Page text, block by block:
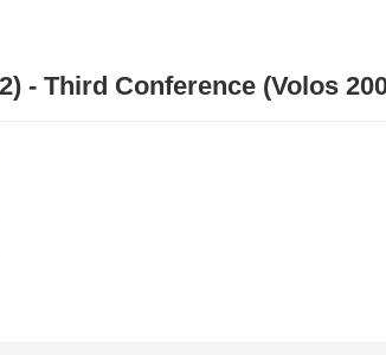
- Third Conference (Volos